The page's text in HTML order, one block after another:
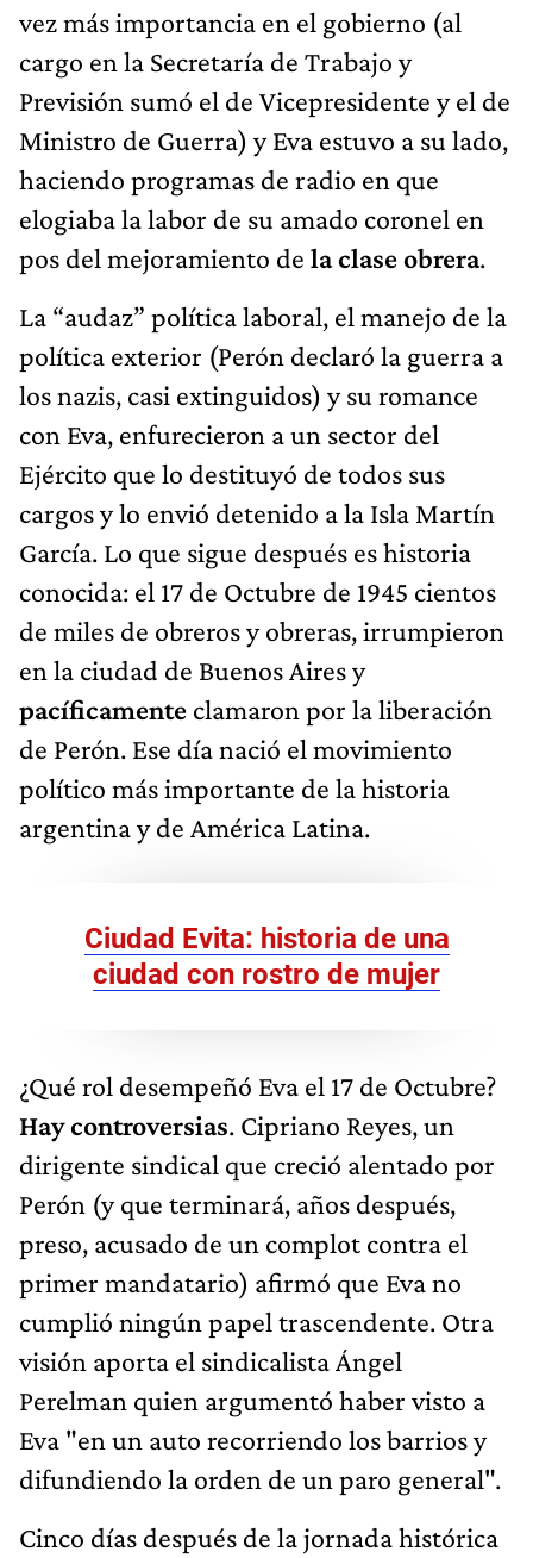
vez más importancia en el gobierno (al
cargo en la Secretaría de Trabajo y
Previsión sumó el de Vicepresidente y el de
Ministro de Guerra) y Eva estuvo a su lado,
haciendo programas de radio en que
elogiaba la labor de su amado coronel en
pos del mejoramiento de la clase obrera.
La “audaz” política laboral, el manejo de la
política exterior (Perón declaró la guerra a
los nazis, casi extinguidos) y su romance
con Eva, enfurecieron a un sector del
Ejército que lo destituyó de todos sus
cargos y lo envió detenido a la Isla Martín
García. Lo que sigue después es historia
conocida: el 17 de Octubre de 1945 cientos
de miles de obreros y obreras, irrumpieron
en la ciudad de Buenos Aires y
pacíficamente clamaron por la liberación
de Perón. Ese día nació el movimiento
político más importante de la historia
argentina y de América Latina.
Ciudad Evita: historia de una
ciudad con rostro de mujer
¿Qué rol desempeñó Eva el 17 de Octubre?
Hay controversias. Cipriano Reyes, un
dirigente sindical que creció alentado por
Perón (y que terminará, años después,
preso, acusado de un complot contra el
primer mandatario) afirmó que Eva no
cumplió ningún papel trascendente. Otra
visión aporta el sindicalista Ángel
Perelman quien argumentó haber visto a
Eva "en un auto recorriendo los barrios y
difundiendo la orden de un paro general".
Cinco días después de la jornada histórica